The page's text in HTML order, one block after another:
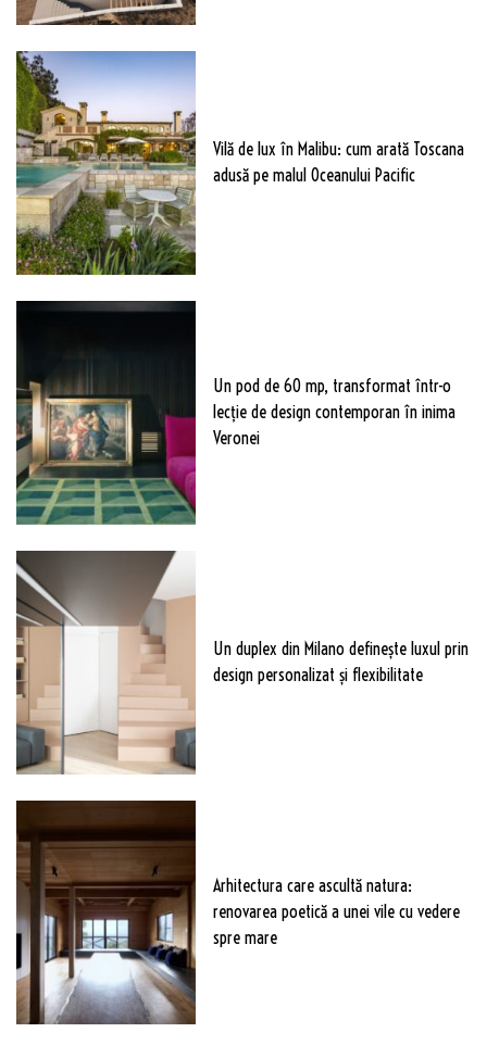
Vilă de lux în Malibu: cum arată Toscana
adusă pe malul Oceanului Pacific
Un pod de 60 mp, transformat într-o
lecție de design contemporan în inima
Veronei
Un duplex din Milano definește luxul prin
design personalizat și flexibilitate
Arhitectura care ascultă natura:
renovarea poetică a unei vile cu vedere
spre mare